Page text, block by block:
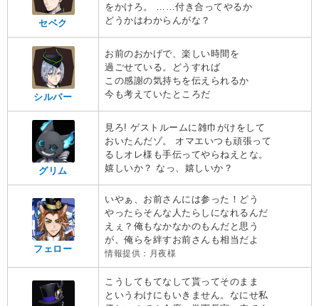
セベク
をかけろ。 ……付き合ってやるか
どうかはわからんがな？
シルバー
お前のおかげで、楽しい時間を
過ごせている。どうすれば
この感謝の気持ちを伝えられるか
今も考えていたところだ
グリム
見ろ! ゲストルームに雑巾がけをして
おいたんだゾ。 オマエいつも頑張って
るしオレ様も手伝ってやらねえとな。
嬉しいか？ なっ、嬉しいか？
フェロー
いやぁ、お前さんには参った！どう
やったらそんな人たらしになれるんだ
えぇ？俺もなかなかのもんだと思う
が、俺らを絆すお前さんも相当だよ
情報提供：月夜様
こうしてもてなして貰ってそのまま
というわけにもいきません。なにせ私